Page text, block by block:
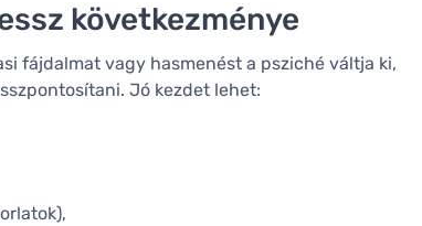
következménye
fájdalmat vagy hasmenést a psziché váltja ki,
Jó kezdet lehet: